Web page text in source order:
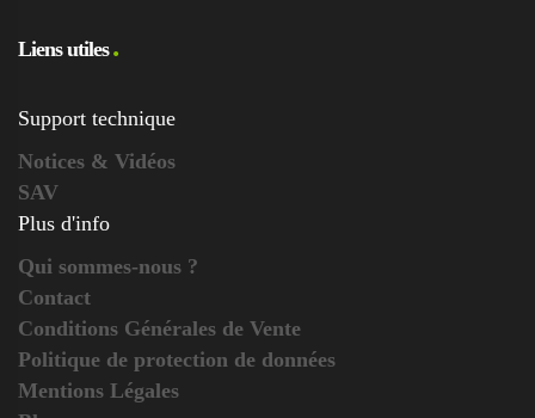
Liens utiles
Support technique
Notices & Vidéos
SAV
Plus d'info
Qui sommes-nous ?
Contact
Conditions Générales de Vente
Politique de protection de données
Mentions Légales